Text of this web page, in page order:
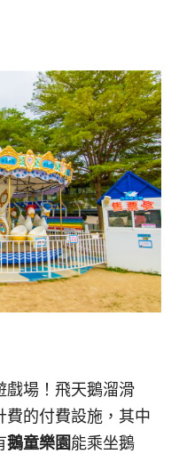
戲場！飛天鵝溜滑
費的付費設施，其中
鵝童樂園能乘坐鵝